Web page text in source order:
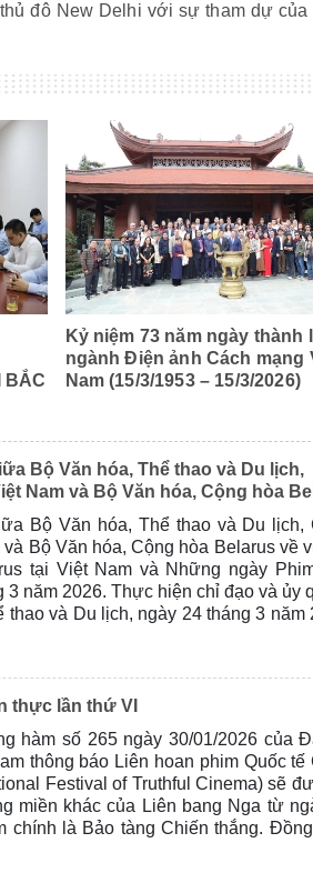
đô New Delhi với sự tham dự của
BẮC
Kỷ niệm 73 năm ngày thành
ngành Điện ảnh Cách mạng
Nam (15/3/1953 – 15/3/2026)
Nam và Bộ Văn hóa, Cộng hòa
Bộ Văn hóa, Thể thao và Du lịch,
Bộ Văn hóa, Cộng hòa Belarus về
tại Việt Nam và Những ngày
3 năm 2026. Thực hiện chỉ đạo và ủy
và Du lịch, ngày 24 tháng 3 năm
chủ nghĩa Việt Nam và Bộ Văn hóa,
ngày Phim Belarus tại Việt
tại Belarus năm 2027.
thực lần thứ VI
hàm số 265 ngày 30/01/2026 của
thông báo Liên hoan phim Quốc tế
Festival of Truthful Cinema) sẽ
miền khác của Liên bang Nga từ
chính là Bảo tàng Chiến thắng. Đồng
Đó là các đơn vị tham gia dự án